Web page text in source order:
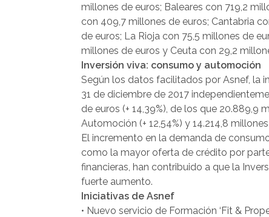
millones de euros; Baleares con 719,2
con 409,7 millones de euros; Cantabria
de euros; La Rioja con 75,5 millones de
millones de euros y Ceuta con 29,2
Inversión viva: consumo y automoción
Según los datos facilitados por Asnef, la
31 de diciembre de 2017
de euros (+ 14,39%), de los que 20.889,9
Automoción (+ 12,54%) y 14.214,8
El incremento en la demanda de
como la mayor oferta de crédito por
financieras, han contribuido a que la
fuerte aumento.
Iniciativas de Asnef
• Nuevo servicio de Formación ‘Fit &